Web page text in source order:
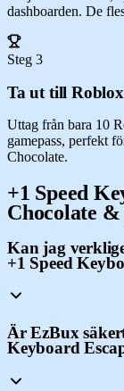
dashboarden. De
Steg 3
Ta ut till Roblox
Uttag från bara 10
gamepass, perfekt
Chocolate.
+1 Speed
Chocolate
Kan jag
+1 Speed
Är EzBux
Keyboard